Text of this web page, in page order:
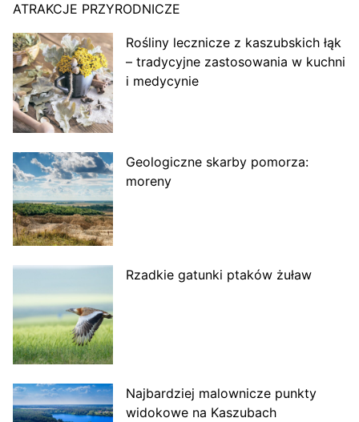
ATRAKCJE PRZYRODNICZE
Rośliny lecznicze z kaszubskich łąk
– tradycyjne zastosowania w kuchni
i medycynie
Geologiczne skarby pomorza:
moreny
Rzadkie gatunki ptaków żuław
Najbardziej malownicze punkty
widokowe na Kaszubach